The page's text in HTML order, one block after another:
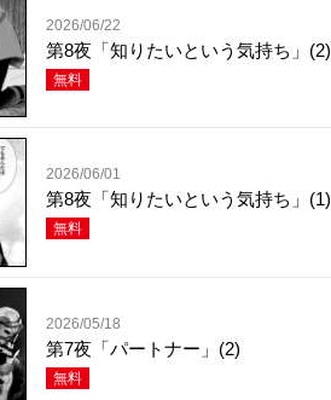
2026/06/22
第8夜「知りたいという気持ち」(2)
無料
2026/06/01
第8夜「知りたいという気持ち」(1)
無料
2026/05/18
第7夜「パートナー」(2)
無料